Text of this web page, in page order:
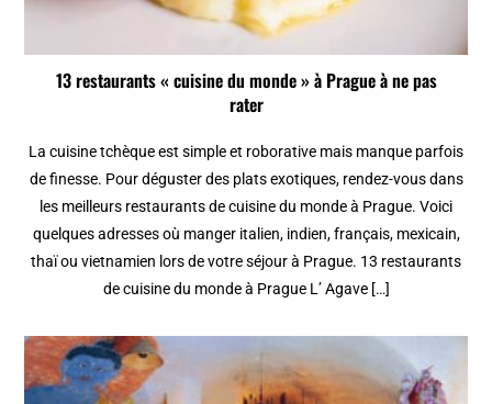
13 restaurants « cuisine du monde » à Prague à ne pas
rater
La cuisine tchèque est simple et roborative mais manque parfois
de finesse. Pour déguster des plats exotiques, rendez-vous dans
les meilleurs restaurants de cuisine du monde à Prague. Voici
quelques adresses où manger italien, indien, français, mexicain,
thaï ou vietnamien lors de votre séjour à Prague. 13 restaurants
de cuisine du monde à Prague L’ Agave […]